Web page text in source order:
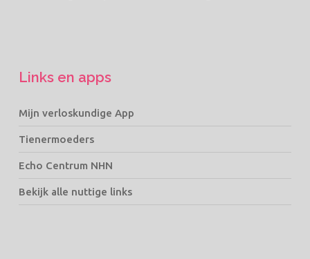
Links en apps
Mijn verloskundige App
Tienermoeders
Echo Centrum NHN
Bekijk alle nuttige links